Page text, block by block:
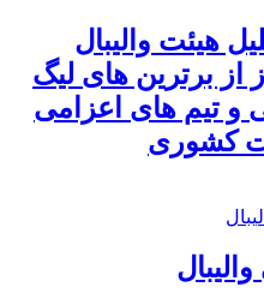
هیئت والیبال
از برترین های لیگ
و تیم های اعزامی
کشوری